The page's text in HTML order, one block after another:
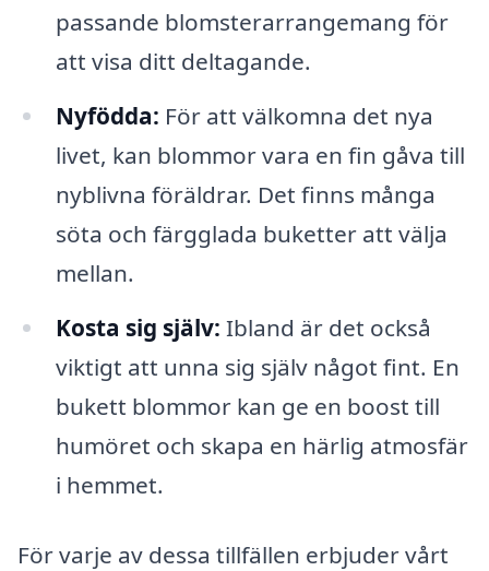
passande blomsterarrangemang för
att visa ditt deltagande.
Nyfödda: För att välkomna det nya
livet, kan blommor vara en fin gåva till
nyblivna föräldrar. Det finns många
söta och färgglada buketter att välja
mellan.
Kosta sig själv: Ibland är det också
viktigt att unna sig själv något fint. En
bukett blommor kan ge en boost till
humöret och skapa en härlig atmosfär
i hemmet.
För varje av dessa tillfällen erbjuder vårt